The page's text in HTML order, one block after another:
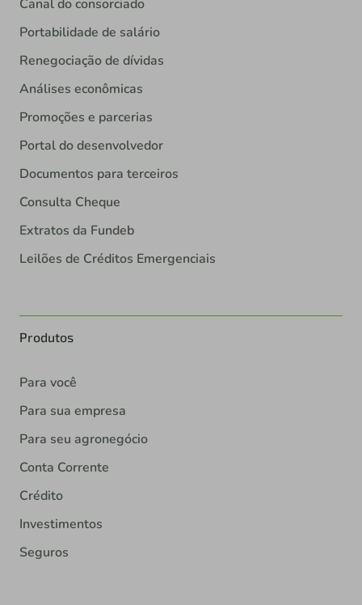
Canal do consorciado
Portabilidade de salário
Renegociação de dívidas
Análises econômicas
Promoções e parcerias
Portal do desenvolvedor
Documentos para terceiros
Consulta Cheque
Extratos da Fundeb
Leilões de Créditos Emergenciais
Produtos
Para você
Para sua empresa
Para seu agronegócio
Conta Corrente
Crédito
Investimentos
Seguros